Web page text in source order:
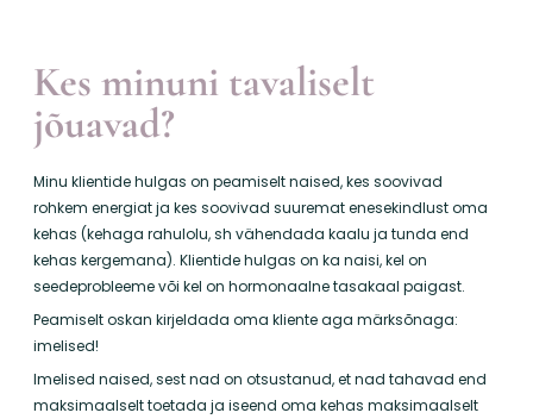
Kes minuni tavaliselt
jõuavad?
Minu klientide hulgas on peamiselt naised, kes soovivad
rohkem energiat ja kes soovivad suuremat enesekindlust oma
kehas (kehaga rahulolu, sh vähendada kaalu ja tunda end
kehas kergemana). Klientide hulgas on ka naisi, kel on
seedeprobleeme või kel on hormonaalne tasakaal paigast.
Peamiselt oskan kirjeldada oma kliente aga märksõnaga:
imelised!
Imelised naised, sest nad on otsustanud, et nad tahavad end
maksimaalselt toetada ja iseend oma kehas maksimaalselt